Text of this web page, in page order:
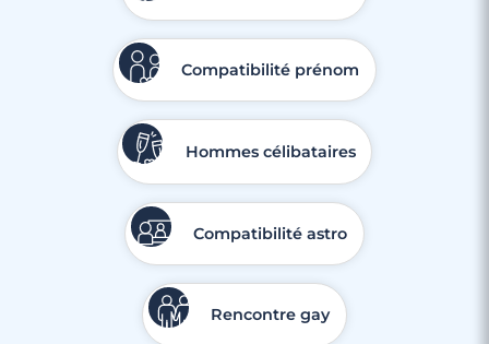
Compatibilité prénom
Hommes célibataires
Compatibilité astro
Rencontre gay